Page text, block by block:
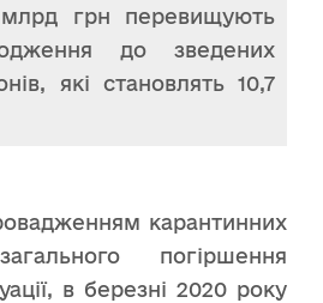
грн перевищують
до зведених
які становлять 10,7
карантинних
погіршення
в березні 2020 року